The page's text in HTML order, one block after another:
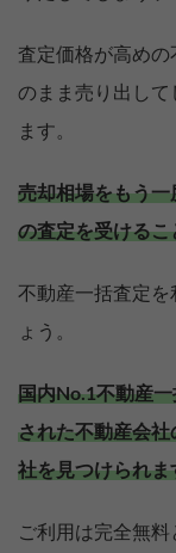
査定価格が高め
のまま売り出して
ます。
売却相場をもう
の査定を受ける
不動産一括査定を
ょう。
国内No.1不動産
された不動産会
社を見つけられま
ご利用は完全無